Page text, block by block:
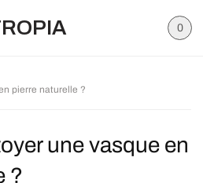
0
pierre naturelle ?
une vasque en
?